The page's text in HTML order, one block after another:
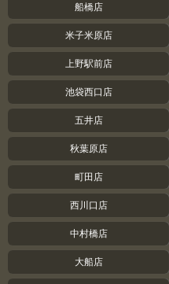
船橋店
米子米原店
上野駅前店
池袋西口店
五井店
秋葉原店
町田店
西川口店
中村橋店
大船店